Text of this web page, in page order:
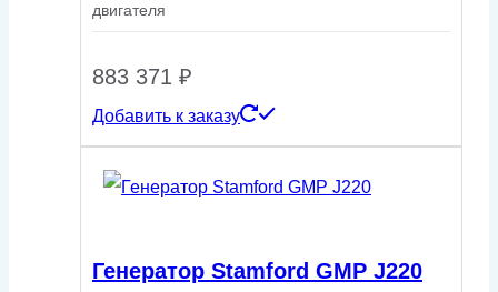
двигателя
883 371 ₽
Добавить к заказу
Генератор Stamford GMP J220